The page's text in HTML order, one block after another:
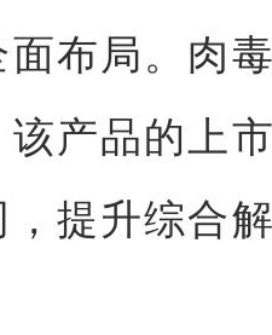
布局。肉
产品的上
提升综合